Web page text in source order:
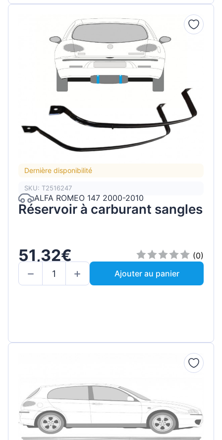
Dernière disponibilité
SKU: T2516247
ALFA ROMEO 147 2000-2010
Réservoir à carburant sangles
51,32€
(0)
Ajouter au panier